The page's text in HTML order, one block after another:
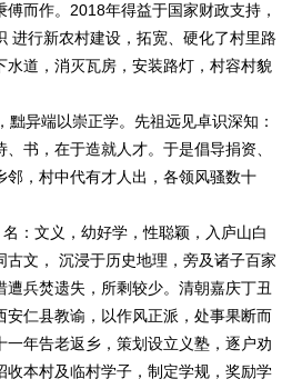
而作。2018年得益于国家财政支持，
进行新农村建设，拓宽、硬化了村里路
道，消灭瓦房，安装路灯，村容村貌
异端以崇正学。先祖远见卓识深知：
书，在于造就人才。于是倡导捐资、
邻，村中代有才人出，各领风骚数十
文义，幼好学，性聪颖，入庐山白
古文， 沉浸于历史地理，旁及诸子百家
兵焚遗失，所剩较少。清朝嘉庆丁丑
安仁县教谕，以作风正派，处事果断而
年告老返乡，策划设立义塾，逐户劝
收本村及临村学子，制定学规，奖励学